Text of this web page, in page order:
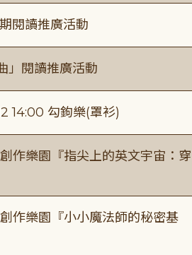
閱讀推廣活動
」閱讀推廣活動
14:00 勾鉤樂(罩衫)
作樂園『指尖上的英文宇宙：穿
作樂園『小小魔法師的秘密基